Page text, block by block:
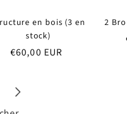
en bois (3 en
stock)
Prix
€60,00 EUR
2